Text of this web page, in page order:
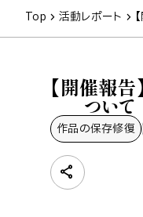
Top 活動レポート
【開催報告
ついて
作品の保存修復